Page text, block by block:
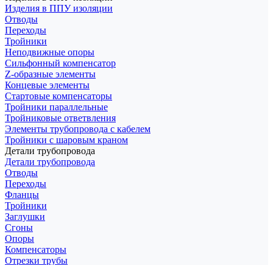
Изделия в ППУ изоляции
Отводы
Переходы
Тройники
Неподвижные опоры
Cильфонный компенсатор
Z-образные элементы
Концевые элементы
Стартовые компенсаторы
Тройники параллельные
Тройниковые ответвления
Элементы трубопровода с кабелем
Тройники с шаровым краном
Детали трубопровода
Детали трубопровода
Отводы
Переходы
Фланцы
Тройники
Заглушки
Сгоны
Опоры
Компенсаторы
Отрезки трубы